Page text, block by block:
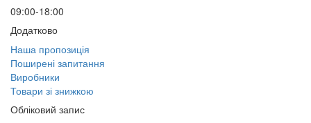
09:00-18:00
Додатково
Наша пропозиція
Поширені запитання
Виробники
Товари зі знижкою
Обліковий запис